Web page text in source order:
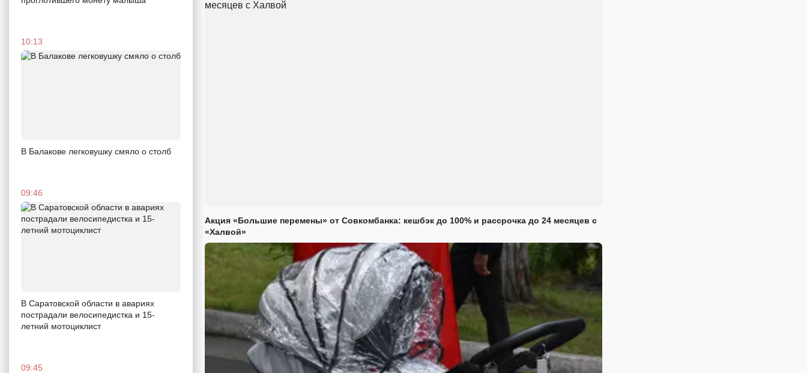
10:13
В Балакове легковушку смяло о столб
09:46
В Саратовской области в авариях
пострадали велосипедистка и 15-
летний мотоциклист
09:45
Акция «Большие перемены» от Совкомбанка: кешбэк до 100% и рассрочка до 24 месяцев с
«Халвой»